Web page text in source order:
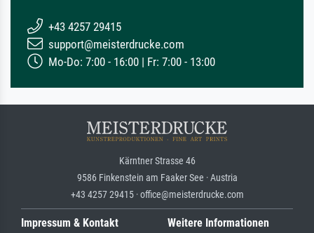
+43 4257 29415
support@meisterdrucke.com
Mo-Do: 7:00 - 16:00 | Fr: 7:00 - 13:00
Kärntner Strasse 46
9586 Finkenstein am Faaker See · Austria
+43 4257 29415 · office@meisterdrucke.com
Impressum & Kontakt Weitere Informationen